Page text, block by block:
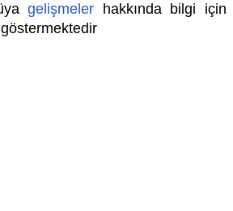
gelişmeler hakkında bilgi
göstermektedir